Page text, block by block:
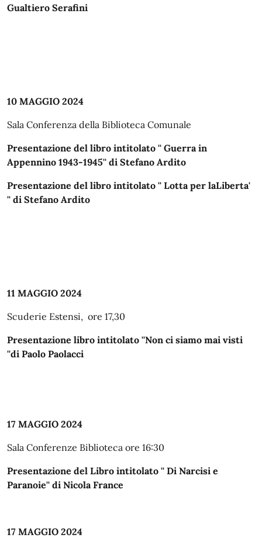
Gualtiero Serafini
10 MAGGIO 2024
Sala Conferenza della Biblioteca Comunale
Presentazione del libro intitolato '' Guerra in
Appennino 1943-1945'' di Stefano Ardito
Presentazione del libro intitolato '' Lotta per laLiberta'
'' di Stefano Ardito
11 MAGGIO 2024
Scuderie Estensi, ore 17,30
Presentazione libro intitolato ''Non ci siamo mai visti
''di Paolo Paolacci
17 MAGGIO 2024
Sala Conferenze Biblioteca ore 16:30
Presentazione del Libro intitolato '' Di Narcisi e
Paranoie'' di Nicola France
17 MAGGIO 2024